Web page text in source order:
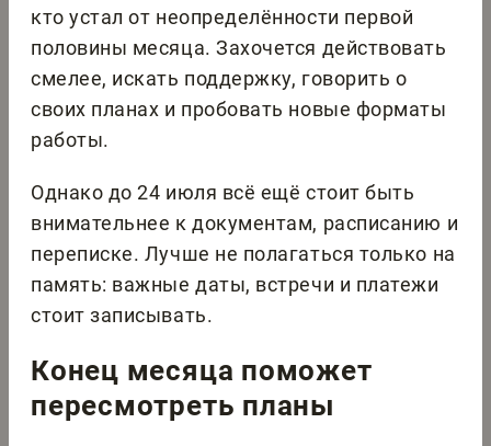
кто устал от неопределённости первой
половины месяца. Захочется действовать
смелее, искать поддержку, говорить о
своих планах и пробовать новые форматы
работы.
Однако до 24 июля всё ещё стоит быть
внимательнее к документам, расписанию и
переписке. Лучше не полагаться только на
память: важные даты, встречи и платежи
стоит записывать.
Конец месяца поможет
пересмотреть планы